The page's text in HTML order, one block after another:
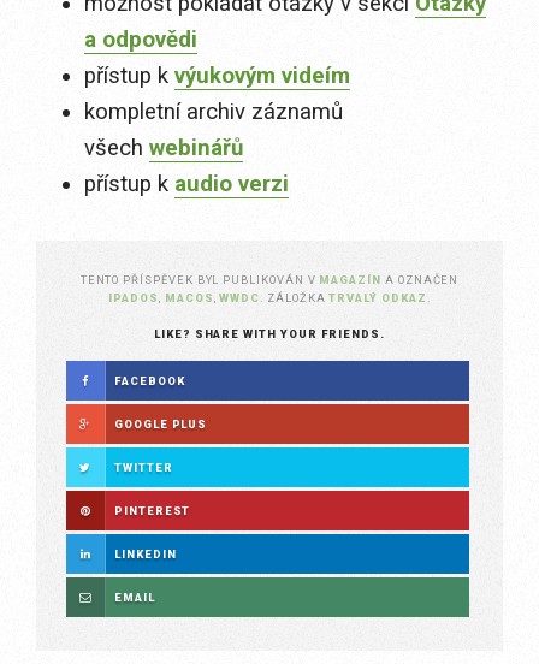
a odpovědi
přístup k výukovým videím
kompletní archiv záznamů
všech webinářů
přístup k audio verzi
TENTO PŘÍSPĚVEK BYL PUBLIKOVÁN V MAGAZÍN A OZNAČEN
IPADOS
MACOS ,WWDC . ZÁLOŽKATRVALÝ ODKAZ
LIKE? SHARE WITH YOUR FRIENDS.
FACEBOOK
GOOGLE PLUS
TWITTER
PINTEREST
LINKEDIN
EMAIL